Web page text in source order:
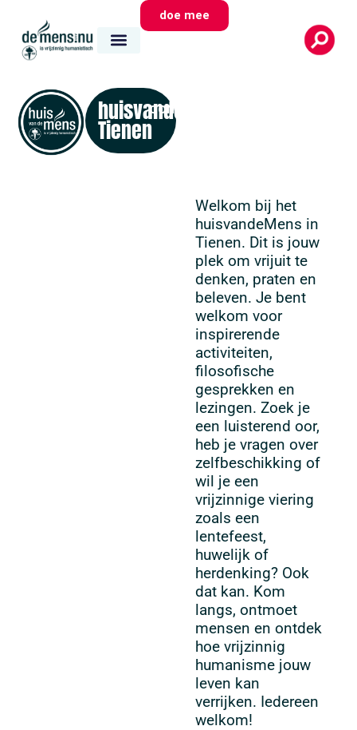
doe mee
huisvandeMens
Tienen
contact
Welkom bij het
huisvandeMens in
Tienen. Dit is jouw
plek om vrijuit te
denken, praten en
beleven. Je bent
welkom voor
inspirerende
activiteiten,
filosofische
gesprekken en
lezingen. Zoek je
een luisterend oor,
heb je vragen over
zelfbeschikking of
wil je een
vrijzinnige viering
zoals een
lentefeest,
huwelijk of
herdenking? Ook
dat kan. Kom
langs, ontmoet
mensen en ontdek
hoe vrijzinnig
humanisme jouw
leven kan
verrijken. Iedereen
welkom!